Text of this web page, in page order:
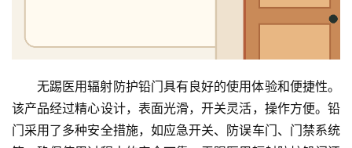
生
庭
院
无踢医用辐射防护铅门具有良好的使用体验和便捷性。
该产品经过精心设计，表面光滑，开关灵活，操作方便。铅
门采用了多种安全措施，如应急开关、防误车门、门禁系统